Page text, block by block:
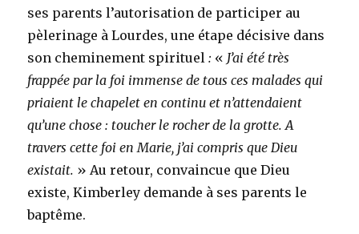
ses parents l’autorisation de participer au
pèlerinage à Lourdes, une étape décisive dans
son cheminement spirituel: « J’ai été très
frappée par la foi immense de tous ces malades qui
priaient le chapelet en continu et n’attendaient
qu’une chose : toucher le rocher de la grotte. A
travers cette foi en Marie, j’ai compris que Dieu
existait. » Au retour, convaincue que Dieu
existe, Kimberley demande à ses parents le
baptême.